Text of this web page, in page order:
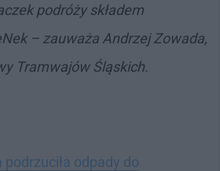
podróży składem
– zauważa Andrzej Zowada,
Tramwajów Śląskich.
odpady do